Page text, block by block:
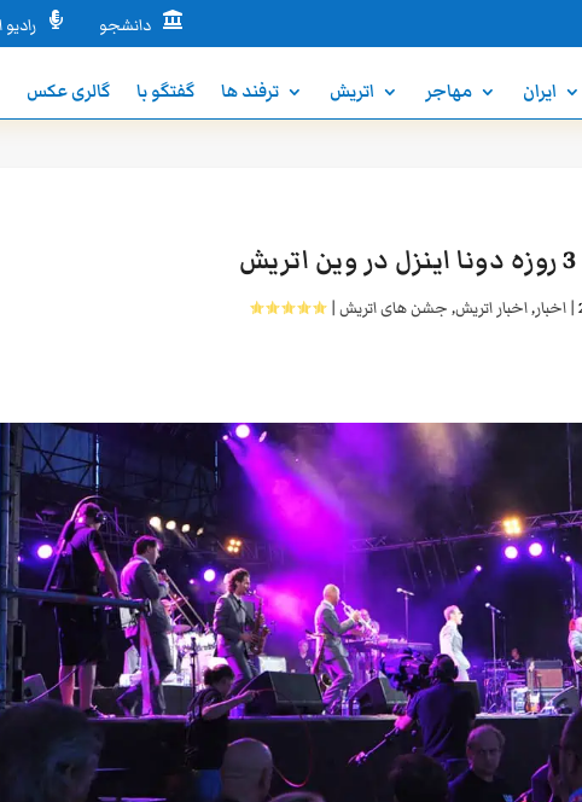
 دانشجو 
ایران مهاجر اتریش ترفند ها گفتگو با گالری عکس
|اخبار,اخبار اتریش,جشن های اتریش|